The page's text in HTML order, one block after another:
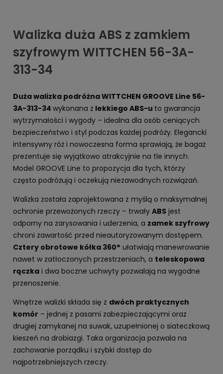
Walizka duża ABS z zamkiem
szyfrowym WITTCHEN 56-3A-
313-34
Duża walizka podróżna WITTCHEN GROOVE Line 56-
3A-313-34 wykonana z lekkiego ABS-u to gwarancja
wytrzymałości i wygody – idealna dla osób ceniących
bezpieczeństwo i styl podczas każdej podróży. Elegancki
intensywny róż i nowoczesna forma sprawiają, że bagaż
prezentuje się wyjątkowo atrakcyjnie na tle innych.
Model GROOVE Line to propozycja dla tych, którzy
często podróżują i oczekują niezawodnych rozwiązań.
Walizka została zaprojektowana z myślą o maksymalnej
ochronie przewożonych rzeczy – trwały ABS jest
odporny na zarysowania i uderzenia, a zamek szyfrowy
chroni zawartość przed nieautoryzowanym dostępem.
Cztery obrotowe kółka 360° ułatwiają manewrowanie
nawet w zatłoczonych przestrzeniach, a teleskopowa
rączka i dwa boczne uchwyty pozwalają na wygodne
przenoszenie.
Wnętrze walizki składa się z dwóch praktycznych
komór – jednej z pasami zabezpieczającymi oraz
drugiej zamykanej na suwak, uzupełnionej o siateczkową
kieszeń na drobiazgi. Taka organizacja pozwala na
zachowanie porządku i szybki dostęp do
najpotrzebniejszych rzeczy.